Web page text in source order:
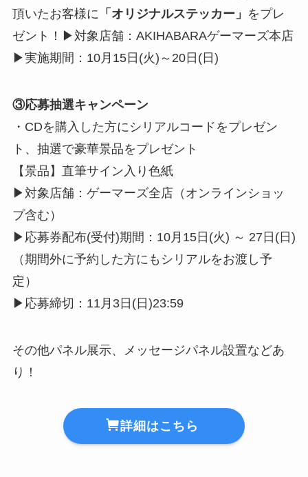
頂いたお客様に 「オリジナルステッカー」 をプレ
ゼント！▶︎対象店舗：AKIHABARAゲーマーズ本店
▶︎実施期間：10月15日(火)～20日(日)
③応募抽選キャンペーン
・CDを購入した方にシリアルコードをプレゼン
ト、抽選で豪華景品をプレゼント
【景品】直筆サイン入り色紙
▶︎対象店舗：ゲーマーズ全店（オンラインショッ
プ含む）
▶︎応募券配布(受付)期間：10月15日(火) ～ 27日(日)
（期間外に予約した方にもシリアルをお渡し予
定）
▶︎応募締切：11月3日(日)23:59
その他パネル展示、メッセージパネル設置などあ
り！
詳細はこちら